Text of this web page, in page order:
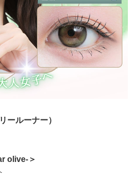
ールーナー）
olive-＞